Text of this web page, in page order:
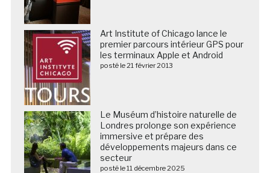
Art Institute of Chicago lance le
premier parcours intérieur GPS pour
les terminaux Apple et Android
posté le 21 février 2013
Le Muséum d’histoire naturelle de
Londres prolonge son expérience
immersive et prépare des
développements majeurs dans ce
secteur
posté le 11 décembre 2025